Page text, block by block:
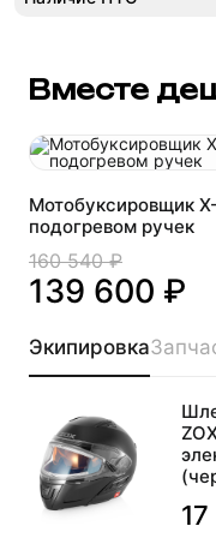
Вместе
Мотобуксировщик
подогревом ручек
160 540 ₽
139 600 ₽
Экипировка